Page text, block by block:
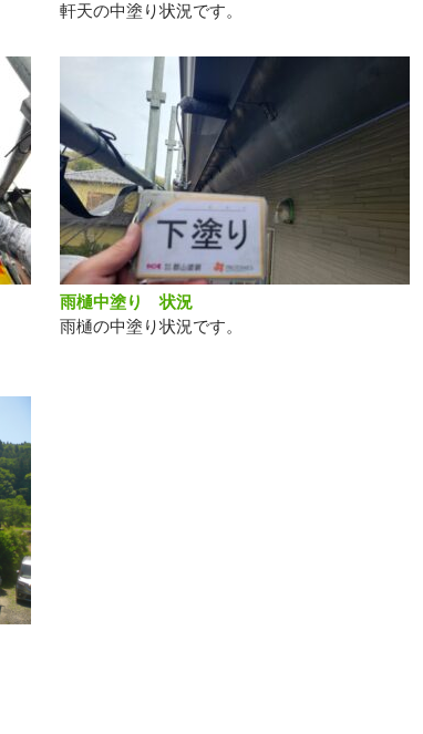
軒天の中塗り状況です。
雨樋中塗り 状況
雨樋の中塗り状況です。